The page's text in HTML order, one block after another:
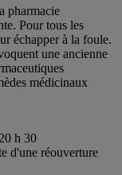
pharmacie
Pour tous les
échapper à la foule.
une ancienne
médicinaux
h 30
d'une réouverture